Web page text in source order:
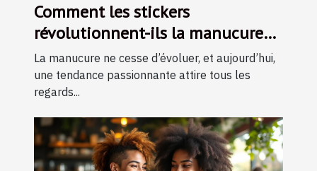
Comment les stickers
révolutionnent-ils la manucure
moderne ?
La manucure ne cesse d’évoluer, et aujourd’hui,
une tendance passionnante attire tous les
regards...